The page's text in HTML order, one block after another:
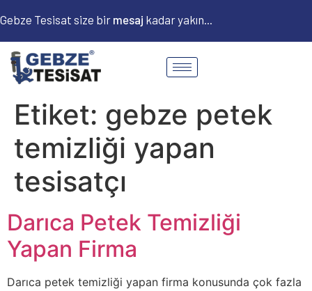
Gebze Tesisat size bir mesaj kadar yakın...
Etiket: gebze petek
temizliği yapan
tesisatçı
Darıca Petek Temizliği
Yapan Firma
Darıca petek temizliği yapan firma konusunda çok fazla